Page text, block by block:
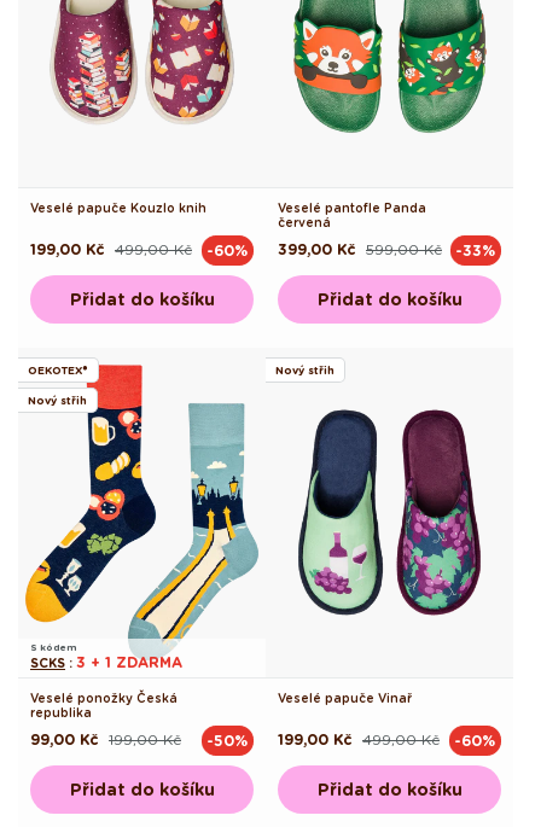
Veselé papuče Kouzlo knih
Běžná
499,00 Kč
Výprodejová
199,00 Kč -60%
Přidat do košíku
Veselé pantofle Panda
červená
Běžná
599,00 Kč
Výprodejová
399,00 Kč -33%
Přidat do košíku
OEKOTEX®
Nový střih
S kódem
SCKS : 3 + 1 ZDARMA
Veselé ponožky Česká
republika
Běžná
199,00 Kč
Výprodejová
99,00 Kč -50%
Přidat do košíku
Nový střih
Veselé papuče Vinař
Běžná
499,00 Kč
Výprodejová
199,00 Kč -60%
Přidat do košíku